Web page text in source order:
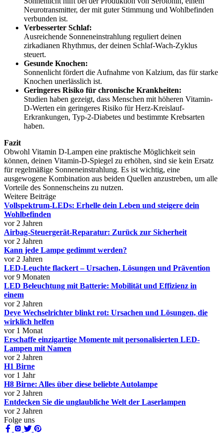
Neurotransmitter, der mit guter Stimmung und Wohlbefinden
verbunden ist.
Verbesserter Schlaf:
Ausreichende Sonneneinstrahlung reguliert deinen
zirkadianen Rhythmus, der deinen Schlaf-Wach-Zyklus
steuert.
Gesunde Knochen:
Sonnenlicht fördert die Aufnahme von Kalzium, das für starke
Knochen unerlässlich ist.
Geringeres Risiko für chronische Krankheiten:
Studien haben gezeigt, dass Menschen mit höheren Vitamin-
D-Werten ein geringeres Risiko für Herz-Kreislauf-
Erkrankungen, Typ-2-Diabetes und bestimmte Krebsarten
haben.
Fazit
Obwohl Vitamin D-Lampen eine praktische Möglichkeit sein
können, deinen Vitamin-D-Spiegel zu erhöhen, sind sie kein Ersatz
für regelmäßige Sonneneinstrahlung. Es ist wichtig, eine
ausgewogene Kombination aus beiden Quellen anzustreben, um alle
Vorteile des Sonnenscheins zu nutzen.
Weitere Beiträge
Vollspektrum-LEDs: Erhelle dein Leben und steigere dein
Wohlbefinden
vor 2 Jahren
Airbag-Steuergerät-Reparatur: Zurück zur Sicherheit
vor 2 Jahren
Kann jede Lampe gedimmt werden?
vor 2 Jahren
LED-Leuchte flackert – Ursachen, Lösungen und Prävention
vor 9 Monaten
LED Beleuchtung mit Batterie: Mobilität und Effizienz in
einem
vor 2 Jahren
Deye Wechselrichter blinkt rot: Ursachen und Lösungen, die
wirklich helfen
vor 1 Monat
Erschaffe einzigartige Momente mit personalisierten LED-
Lampen mit Namen
vor 2 Jahren
H1 Birne
vor 1 Jahr
H8 Birne: Alles über diese beliebte Autolampe
vor 2 Jahren
Entdecken Sie die unglaubliche Welt der Laserlampen
vor 2 Jahren
Folge uns